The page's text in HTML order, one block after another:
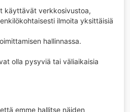
käyttävät verkkosivustoa,
ilmoita yksittäisiä
hallinnassa.
olla pysyviä tai väliaikaisia
emme hallitse näiden